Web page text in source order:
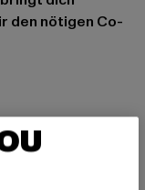
den nötigen Co-